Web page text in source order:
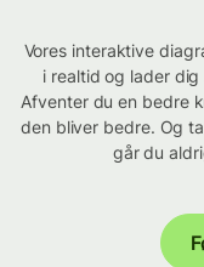
Vores interaktive
i realtid og lader
Afventer du en bedre
den bliver bedre. Og
går du